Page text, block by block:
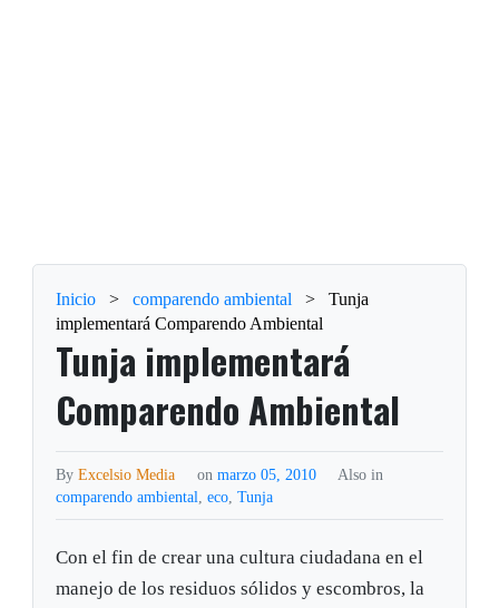
Inicio > comparendo ambiental >
Tunja
implementará Comparendo Ambiental
Tunja implementará
Comparendo Ambiental
ByExcelsio Media on marzo 05, 2010
Also in
comparendo ambiental,eco,Tunja
Con el fin de crear una cultura ciudadana en el
manejo de los residuos sólidos y escombros, la